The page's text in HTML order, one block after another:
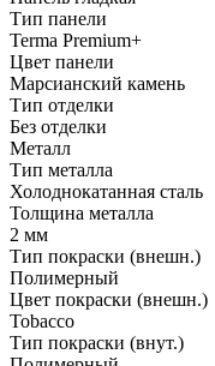
Тип панели
Terma Premium+
Цвет панели
Марсианский камень
Тип отделки
Без отделки
Металл
Тип металла
Холоднокатанная сталь
Толщина металла
2 мм
Тип покраски (внешн.)
Полимерный
Цвет покраски (внешн.)
Tobacco
Тип покраски (внут.)